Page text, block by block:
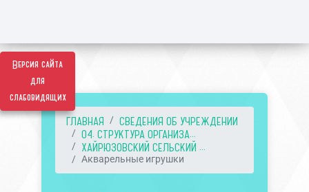
Версия сайта
для
слабовидящих
ГЛАВНАЯ
СВЕДЕНИЯ ОБ УЧРЕЖДЕНИИ
04. СТРУКТУРА ОРГАНИЗА...
ХАЙРЮЗОВСКИЙ СЕЛЬСКИЙ ...
Акварельные игрушки